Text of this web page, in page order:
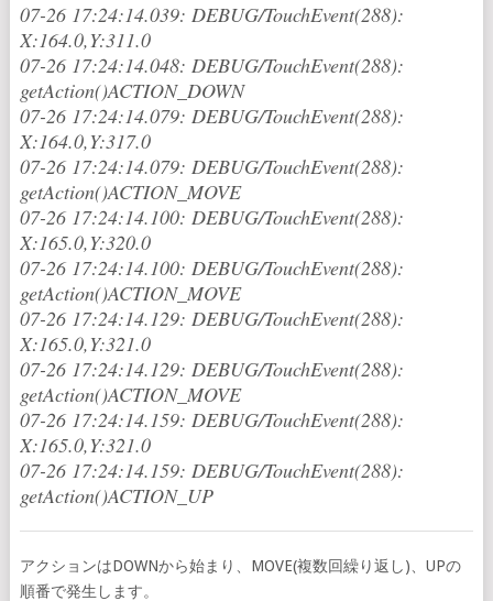
07-26 17:24:14.039: DEBUG/TouchEvent(288):
X:164.0,Y:311.0
07-26 17:24:14.048: DEBUG/TouchEvent(288):
getAction()ACTION_DOWN
07-26 17:24:14.079: DEBUG/TouchEvent(288):
X:164.0,Y:317.0
07-26 17:24:14.079: DEBUG/TouchEvent(288):
getAction()ACTION_MOVE
07-26 17:24:14.100: DEBUG/TouchEvent(288):
X:165.0,Y:320.0
07-26 17:24:14.100: DEBUG/TouchEvent(288):
getAction()ACTION_MOVE
07-26 17:24:14.129: DEBUG/TouchEvent(288):
X:165.0,Y:321.0
07-26 17:24:14.129: DEBUG/TouchEvent(288):
getAction()ACTION_MOVE
07-26 17:24:14.159: DEBUG/TouchEvent(288):
X:165.0,Y:321.0
07-26 17:24:14.159: DEBUG/TouchEvent(288):
getAction()ACTION_UP
アクションはDOWNから始まり、MOVE(複数回繰り返し)、UPの
順番で発生します。